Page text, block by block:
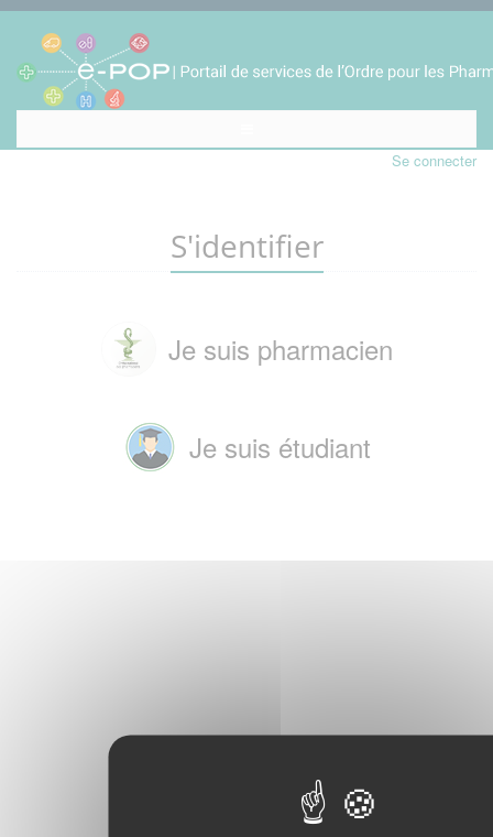
Se connecter
S'identifier
Je suis pharmacien
Je suis étudiant